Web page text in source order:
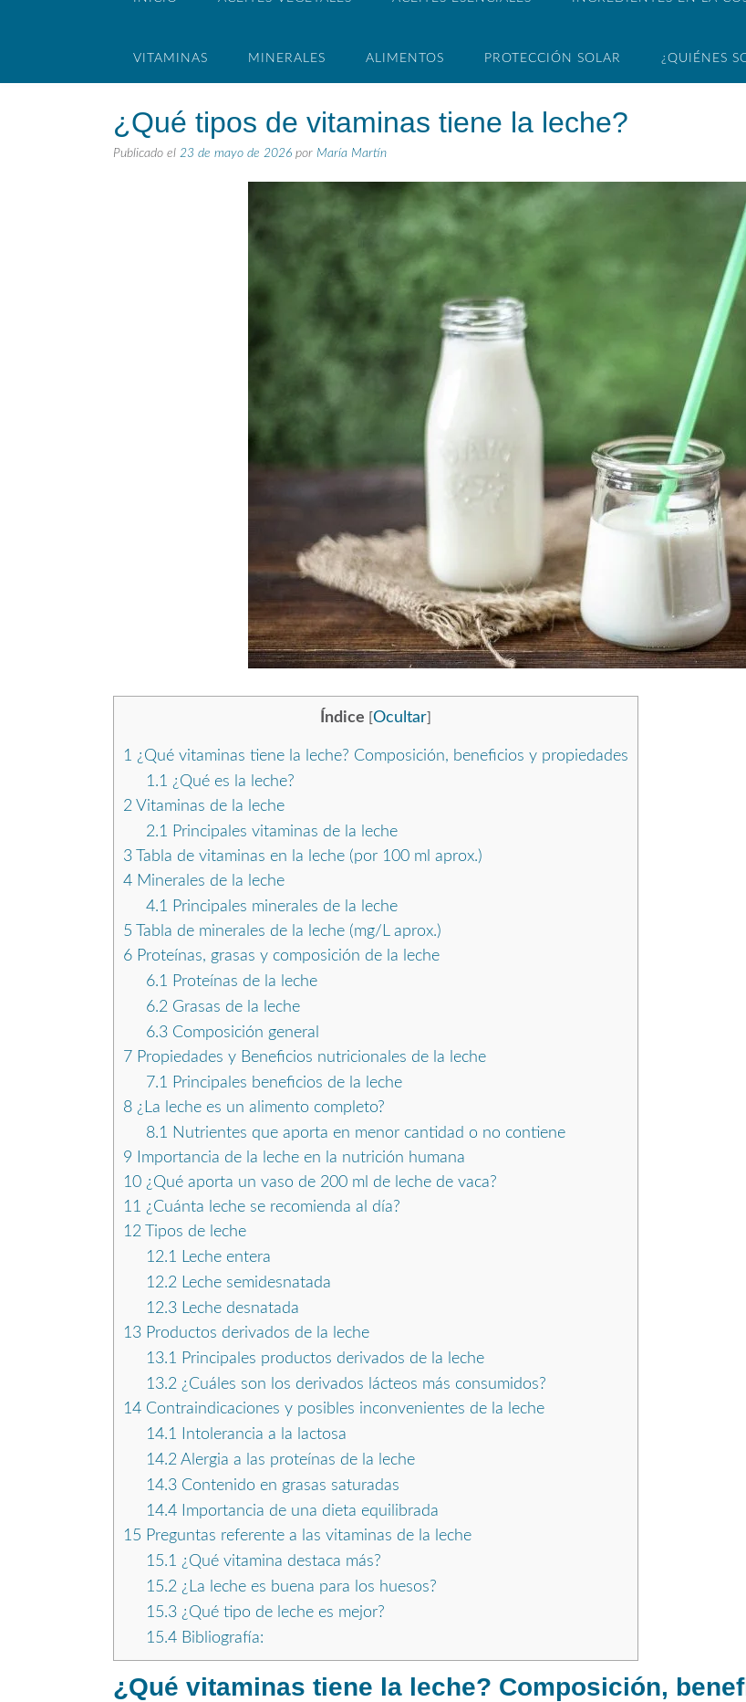
VITAMINAS MINERALES ALIMENTOS PROTECCIÓN SOLAR ¿QUIÉNES
¿Qué tipos de vitaminas tiene la leche?
Publicado el 23 de mayo de 2026 por María Martín
Índice [Ocultar]
1 ¿Qué vitaminas tiene la leche? Composición, beneficios y propiedades
1.1 ¿Qué es la leche?
2 Vitaminas de la leche
2.1
Principales vitaminas de la leche
3 Tabla de vitaminas en la leche (por 100 ml aprox.)
4 Minerales de la leche
4.1
Principales minerales de la leche
5 Tabla de minerales de la leche (mg/L aprox.)
6 Proteínas, grasas y composición de la leche
6.1
Proteínas de la leche
6.2 Grasas de la leche
6.3Composición general
7 Propiedades y Beneficios nutricionales de la leche
7.1
Principales beneficios de la leche
8 ¿La leche es un alimento completo?
8.1
Nutrientes que aporta en menor cantidad o no contiene
9 Importancia de la leche en la nutrición humana
10 ¿Qué aporta un vaso de 200 ml de leche de vaca?
11 ¿Cuánta leche se recomienda al día?
12 Tipos de leche
12.1
Leche entera
12.2 Leche semidesnatada
12.3Leche desnatada
13 Productos derivados de la leche
13.1
Principales productos derivados de la leche
13.2 ¿Cuáles son los derivados lácteos más consumidos?
14 Contraindicaciones y posibles inconvenientes de la leche
14.1
Intolerancia a la lactosa
14.2 Alergia a las proteínas de la leche
14.3Contenido en grasas saturadas
14.4Importancia de una dieta equilibrada
15 Preguntas referente a las vitaminas de la leche
15.1 ¿Qué vitamina destaca más?
15.2 ¿La leche es buena para los huesos?
15.3¿Qué tipo de leche es mejor?
15.4Bibliografía:
¿Qué vitaminas tiene la leche? Composición,